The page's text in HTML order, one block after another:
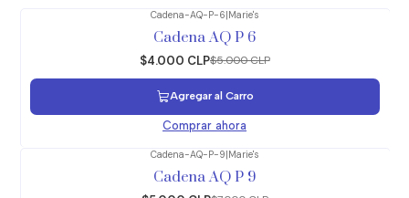
Cadena-AQ-P-6|Marie's
Cadena AQ P 6
$4.000 CLP$5.000 CLP
Agregar al Carro
Comprar ahora
Cadena-AQ-P-9|Marie's
Cadena AQ P 9